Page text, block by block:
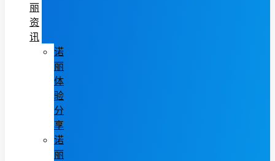
丽
资
讯
诺
丽
体
验
分
享
诺
丽